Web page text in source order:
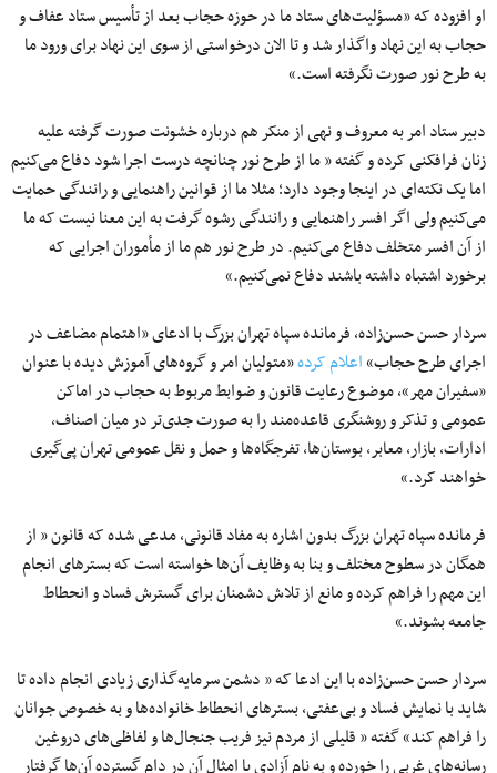
او افزوده که «مسؤلیت‌های ستاد ما در حوزه حجاب بعد از تأسیس ستاد عفاف و
حجاب به این نهاد واگذار شد و تا الان درخواستی از سوی این نهاد برای ورود ما
به طرح نور صورت نگرفته است.»
دبیر ستاد امر به معروف و نهی از منکر هم درباره خشونت صورت گرفته علیه
زنان فرافکنی کرده و گفته « ما از طرح نور چنانچه درست اجرا شود دفاع می‌کنیم
اما یک نکته‌ای در اینجا وجود دارد؛ مثلا ما از قوانین راهنمایی و رانندگی حمایت
می‌کنیم ولی اگر افسر راهنمایی و رانندگی رشوه گرفت به این معنا نیست که ما
از آن افسر متخلف دفاع می‌کنیم. در طرح نور هم ما از مأموران اجرایی که
برخورد اشتباه داشته باشند دفاع نمی‌کنیم.»
سردار حسن حسن‌زاده، فرمانده سپاه تهران بزرگ با ادعای «اهتمام مضاعف در
اجرای طرح حجاب»اعلام کرده«متولیان امر و گروه‌های آموزش دیده با عنوان
«سفیران مهر»، موضوع رعایت قانون و ضوابط مربوط به حجاب در اماکن
عمومی و تذکر و روشنگری قاعده‌مند را به صورت جدی‌تر در میان اصناف،
ادارات، بازار، معابر، بوستان‌ها، تفرجگاه‌ها و حمل و نقل عمومی تهران پی‌گیری
خواهند کرد.»
فرمانده سپاه تهران بزرگ بدون اشاره به مفاد قانونی، مدعی شده که قانون « از
همگان در سطوح مختلف و بنا به وظایف آن‌ها خواسته است که بستر‌های انجام
این مهم را فراهم کرده و مانع از تلاش دشمنان برای گسترش فساد و انحطاط
جامعه بشوند.»
سردار حسن حسن‌زاده با این ادعا که « دشمن سرمایه‌گذاری زیادی انجام داده تا
شاید با نمایش فساد و بی‌عفتی، بستر‌های انحطاط خانواده‌ها و به خصوص جوانان
را فراهم ‌کند» گفته « قلیلی از مردم نیز فریب جنجال‌ها و لفاظی‌های دروغین
رسانه‌های غربی را خورده و به نام آزادی یا امثال آن در دام گسترده آن‌ها گرفتار